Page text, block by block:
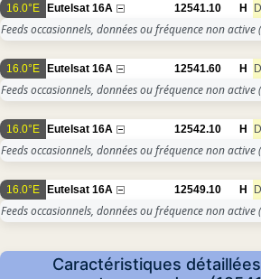
16.0°E Eutelsat 16A 12541.10 H
Feeds occasionnels, données ou fréquence non active
16.0°E Eutelsat 16A 12541.60 H
Feeds occasionnels, données ou fréquence non active
16.0°E Eutelsat 16A 12542.10 H
Feeds occasionnels, données ou fréquence non active
16.0°E Eutelsat 16A 12549.10 H
Feeds occasionnels, données ou fréquence non active
Caractéristiques